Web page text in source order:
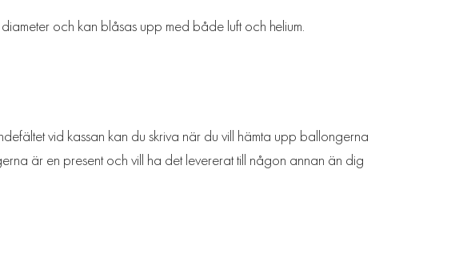
och kan blåsas upp med både luft och helium.
vid kassan kan du skriva när du vill hämta upp ballongerna
är en present och vill ha det levererat till någon annan än dig